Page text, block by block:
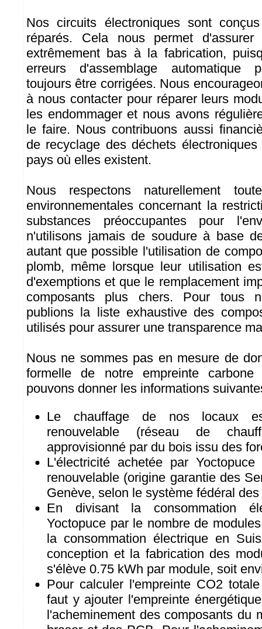
Nos circuits électroniques sont
réparés. Cela nous permet
extrêmement bas à la fabrication,
erreurs d'assemblage automatique
toujours être corrigées. Nous
à nous contacter pour réparer leurs
les endommager et nous avons
le faire. Nous contribuons aussi
de recyclage des déchets
pays où elles existent.
Nous respectons naturellement
environnementales concernant la
substances préoccupantes pour
n'utilisons jamais de soudure à base
autant que possible l'utilisation de
plomb, même lorsque leur utilisation
d'exemptions et que le remplacement
composants plus chers. Pour tous
publions la liste exhaustive des
utilisés pour assurer une transparence
Nous ne sommes pas en mesure de
formelle de notre empreinte
pouvons donner les informations
Le chauffage de nos locaux
renouvelable (réseau de
approvisionné par du bois issu des
L'électricité achetée par
renouvelable (origine garantie des
Genève, selon le système fédéral
En divisant la consommation
Yoctopuce par le nombre de
la consommation électrique en
conception et la fabrication des
s'élève 0.75 kWh par module, soit
Pour calculer l'empreinte CO2
faut y ajouter l'empreinte
l'acheminement des composants du